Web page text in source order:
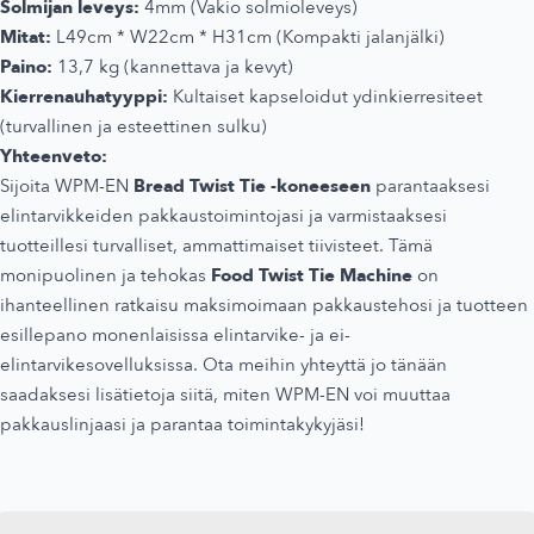
Solmijan leveys: 4mm (Vakio solmioleveys)
Mitat: L49cm * W22cm * H31cm (Kompakti jalanjälki)
Paino: 13,7 kg (kannettava ja kevyt)
Kierrenauhatyyppi: Kultaiset kapseloidut ydinkierresiteet
(turvallinen ja esteettinen sulku)
Yhteenveto:
Sijoita WPM-EN Bread Twist Tie -koneeseen parantaaksesi
elintarvikkeiden pakkaustoimintojasi ja varmistaaksesi
tuotteillesi turvalliset, ammattimaiset tiivisteet. Tämä
monipuolinen ja tehokas Food Twist Tie Machine on
ihanteellinen ratkaisu maksimoimaan pakkaustehosi ja tuotteen
esillepano monenlaisissa elintarvike- ja ei-
elintarvikesovelluksissa. Ota meihin yhteyttä jo tänään
saadaksesi lisätietoja siitä, miten WPM-EN voi muuttaa
pakkauslinjaasi ja parantaa toimintakykyjäsi!